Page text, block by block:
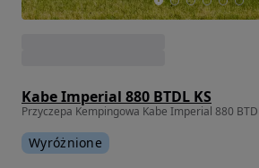
Kabe Imperial 880 BTDL KS
Przyczepa Kempingowa Kabe Imperial 880
Wyróżnione